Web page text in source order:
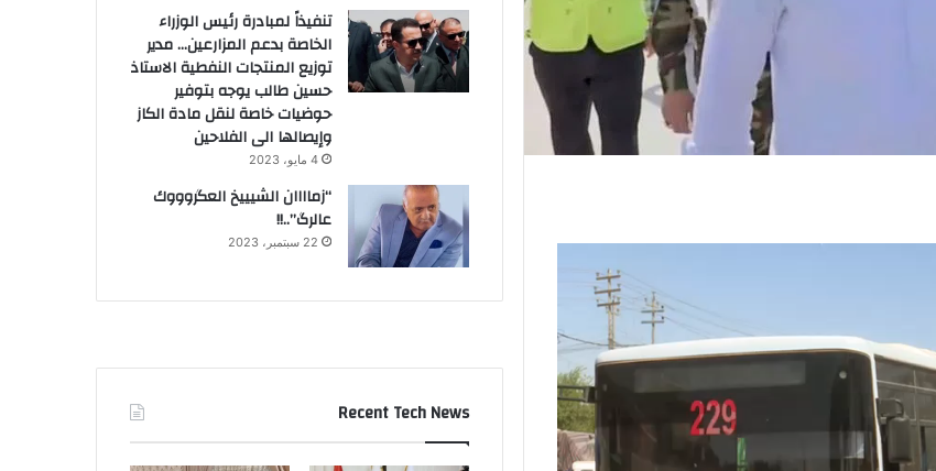
تنفيذاً لمبادرة رئيس الوزراء
الخاصة بدعم المزارعين… مدير
توزيع المنتجات النفطية الاستاذ
حسين طالب يوجه بتوفير
حوضيات خاصة لنقل مادة الكاز
وإيصالها الى الفلاحين
4 مايو، 2023
“زماااان الشيييخ العگروووك
عالرگ”..!!
22 سبتمبر، 2023
Recent Tech News